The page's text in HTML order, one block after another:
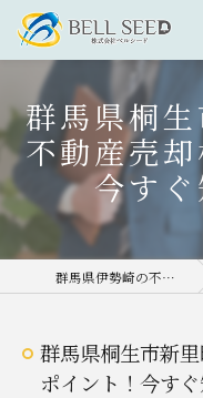
群馬県桐
不動産売却
今す
群馬県伊勢崎の不動産売却なら株式会社ベルシード
群馬県桐生市新
ポイント！今す